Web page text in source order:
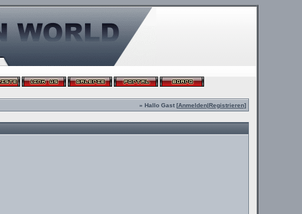
» Hallo Gast [Anmelden|Registrieren]